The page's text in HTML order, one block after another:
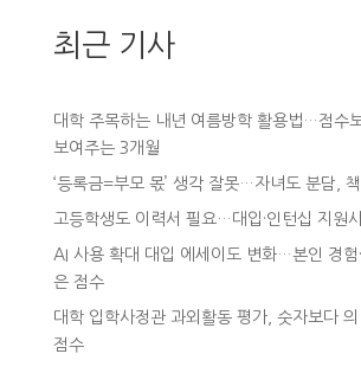
최근 기사
대학 주목하는 내년 여름방학 활용법…점수보
보여주는 3개월
‘등록금=부모 몫’ 생각 잘못…자녀도 분담,
고등학생도 이력서 필요…대입·인턴십 지원
AI 사용 확대 대입 에세이도 변화…본인 경험
은 점수
대학 입학사정관 과외활동 평가, 숫자보다 의
점수